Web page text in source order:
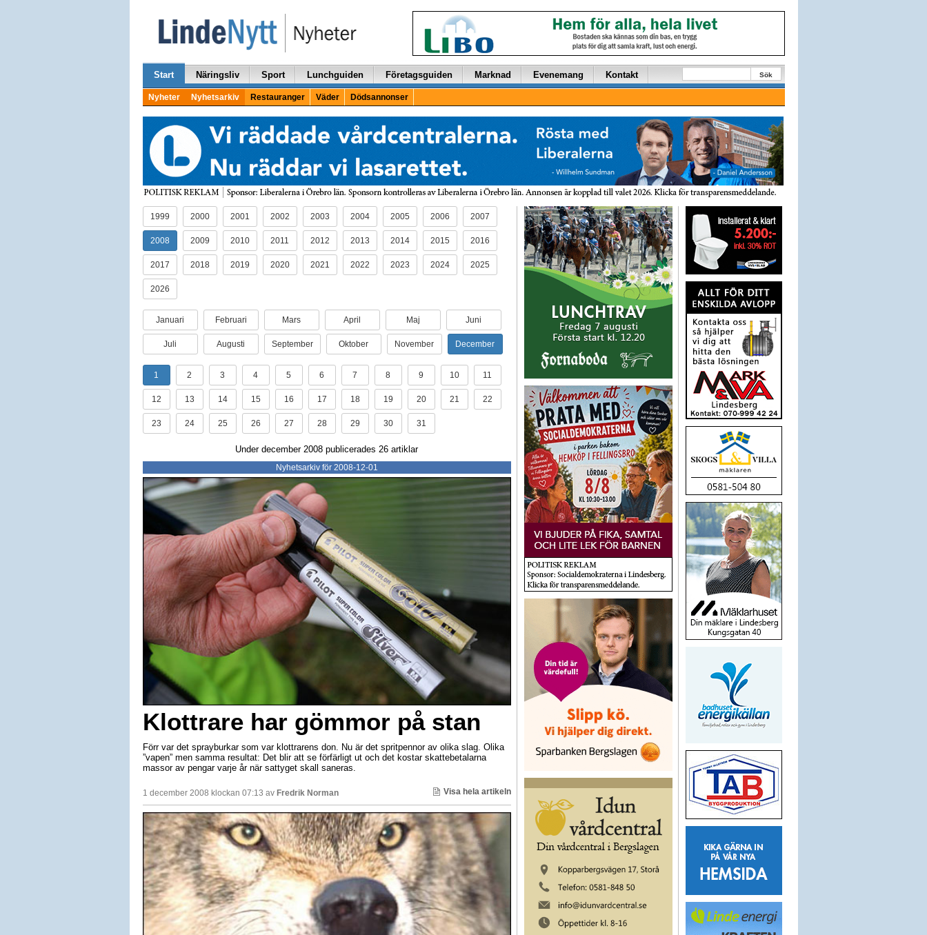
Start Näringsliv Sport Lunchguiden Företagsguiden Marknad Evenemang Kontakt Sök
Nyheter Nyhetsarkiv Restauranger Väder Dödsannonser
1999 2000 2001 2002 2003 2004 2005 2006 2007
2008 2009 2010 2011 2012 2013 2014 2015 2016
2017 2018 2019 2020 2021 2022 2023 2024 2025
2026
Januari Februari Mars April Maj Juni
Juli Augusti September Oktober November December
1 2 3 4 5 6 7 8 9 10 11
12 13 14 15 16 17 18 19 20 21 22
23 24 25 26 27 28 29 30 31
Under december 2008 publicerades 26 artiklar
Nyhetsarkiv för 2008-12-01
Klottrare har gömmor på stan
Förr var det sprayburkar som var klottrarens don. Nu är det spritpennor av olika slag. Olika
”vapen” men samma resultat: Det blir att se förfärligt ut och det kostar skattebetalarna
massor av pengar varje år när sattyget skall saneras.
1 december 2008 klockan 07:13 av Fredrik Norman Visa hela artikeln